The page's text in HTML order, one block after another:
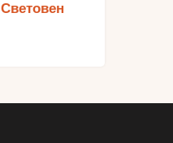
Световен